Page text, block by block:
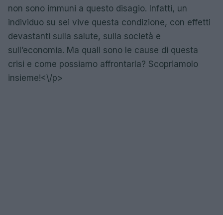
non sono immuni a questo disagio. Infatti, un
individuo su sei vive questa condizione, con effetti
devastanti sulla salute, sulla società e
sull’economia. Ma quali sono le cause di questa
crisi e come possiamo affrontarla? Scopriamolo
insieme!<\/p>